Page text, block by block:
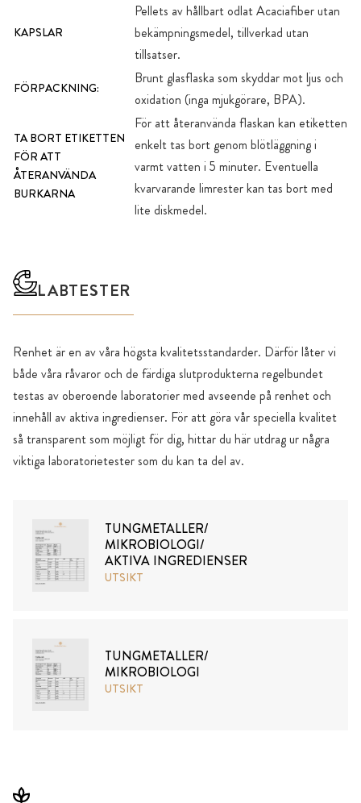
KAPSLAR
Pellets av hållbart odlat Acaciafiber utan
bekämpningsmedel, tillverkad utan
tillsatser.
FÖRPACKNING:
Brunt glasflaska som skyddar mot ljus och
oxidation (inga mjukgörare, BPA).
TA BORT ETIKETTEN
FÖR ATT
ÅTERANVÄNDA
BURKARNA
För att återanvända flaskan kan etiketten
enkelt tas bort genom blötläggning i
varmt vatten i 5 minuter. Eventuella
kvarvarande limrester kan tas bort med
lite diskmedel.
LABTESTER
Renhet är en av våra högsta kvalitetsstandarder. Därför låter vi
både våra råvaror och de färdiga slutprodukterna regelbundet
testas av oberoende laboratorier med avseende på renhet och
innehåll av aktiva ingredienser. För att göra vår speciella kvalitet
så transparent som möjligt för dig, hittar du här utdrag ur några
viktiga laboratorietester som du kan ta del av.
TUNGMETALLER/
MIKROBIOLOGI/
AKTIVA INGREDIENSER
UTSIKT
TUNGMETALLER/
MIKROBIOLOGI
UTSIKT